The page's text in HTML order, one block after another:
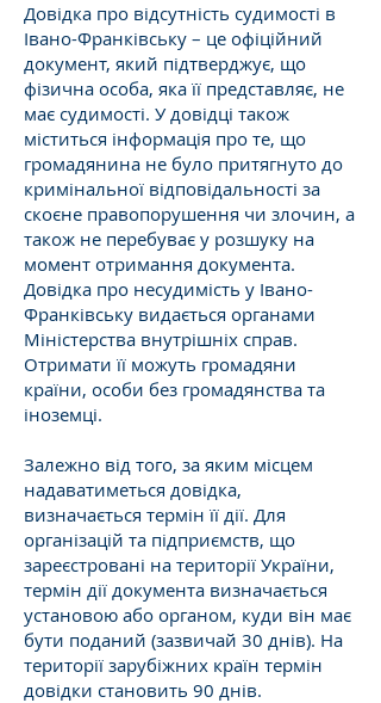
Довідка про відсутність судимості в
Івано-Франківську – це офіційний
документ, який підтверджує, що
фізична особа, яка її представляє, не
має судимості. У довідці також
міститься інформація про те, що
громадянина не було притягнуто до
кримінальної відповідальності за
скоєне правопорушення чи злочин, а
також не перебуває у розшуку на
момент отримання документа.
Довідка про несудимість у Івано-
Франківську видається органами
Міністерства внутрішніх справ.
Отримати її можуть громадяни
країни, особи без громадянства та
іноземці.
Залежно від того, за яким місцем
надаватиметься довідка,
визначається термін її дії. Для
організацій та підприємств, що
зареєстровані на території України,
термін дії документа визначається
установою або органом, куди він має
бути поданий (зазвичай 30 днів). На
території зарубіжних країн термін
довідки становить 90 днів.